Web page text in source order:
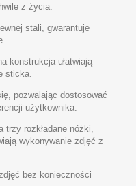
z życia.
stali, gwarantuje
konstrukcja ułatwiają
sticka.
pozwalając dostosować
użytkownika.
rozkładane nóżki,
wykonywanie zdjęć z
bez konieczności